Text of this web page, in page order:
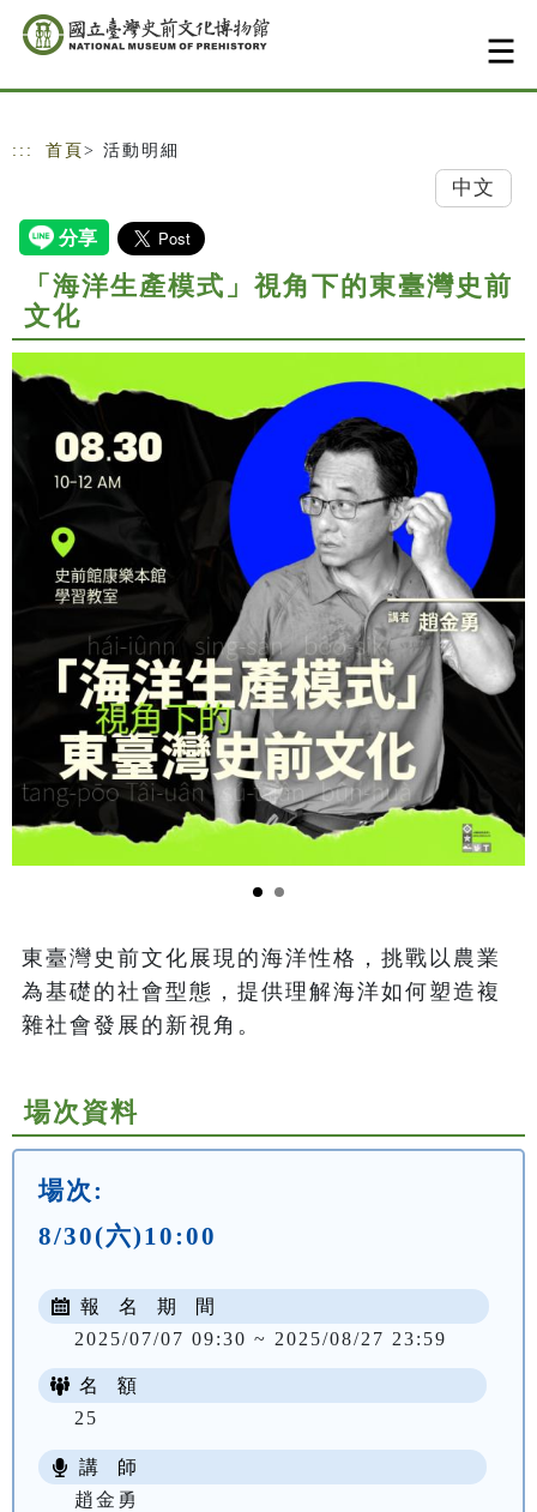
跳到主要內容
網站導覽
::: 首頁 > 活動明細
中文
「海洋生產模式」視角下的東臺灣史前
文化
東臺灣史前文化展現的海洋性格，挑戰以農業
為基礎的社會型態，提供理解海洋如何塑造複
雜社會發展的新視角。
場次資料
場次:
8/30(六)10:00
報 名 期 間
2025/07/07 09:30 ~ 2025/08/27 23:59
名 額
25
講 師
趙金勇